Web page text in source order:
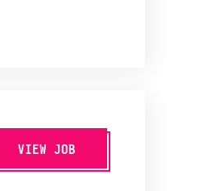
VIEW JOB